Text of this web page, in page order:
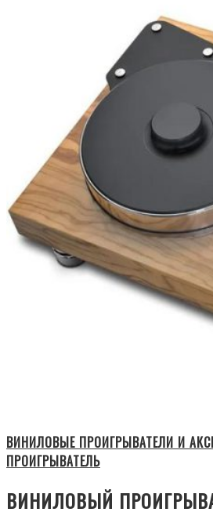
ВИНИЛОВЫЕ ПРОИГРЫВАТЕЛИ И
ПРОИГРЫВАТЕЛЬ
ВИНИЛОВЫЙ